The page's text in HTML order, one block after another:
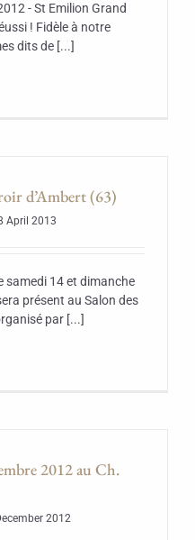
- St Emilion Grand
! Fidèle à notre
dits de [...]
d’Ambert (63)
April 2013
samedi 14 et dimanche
présent au Salon des
par [...]
2012 au Ch.
2012